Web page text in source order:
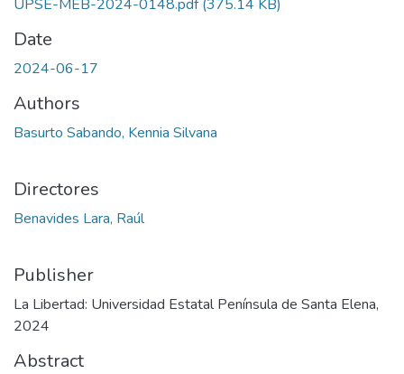
UPSE-MEB-2024-0148.pdf(375.14 KB)
Date
2024-06-17
Authors
Basurto Sabando, Kennia Silvana
Directores
Benavides Lara, Raúl
Publisher
La Libertad: Universidad Estatal Península de Santa Elena,
2024
Abstract